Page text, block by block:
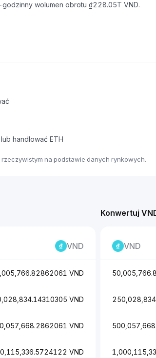
wolumen obrotu ₫228.05T VND.
handlować ETH
na podstawie danych rynkowych.
VND
VND
VND
VND
VND
Konwertuj
VND